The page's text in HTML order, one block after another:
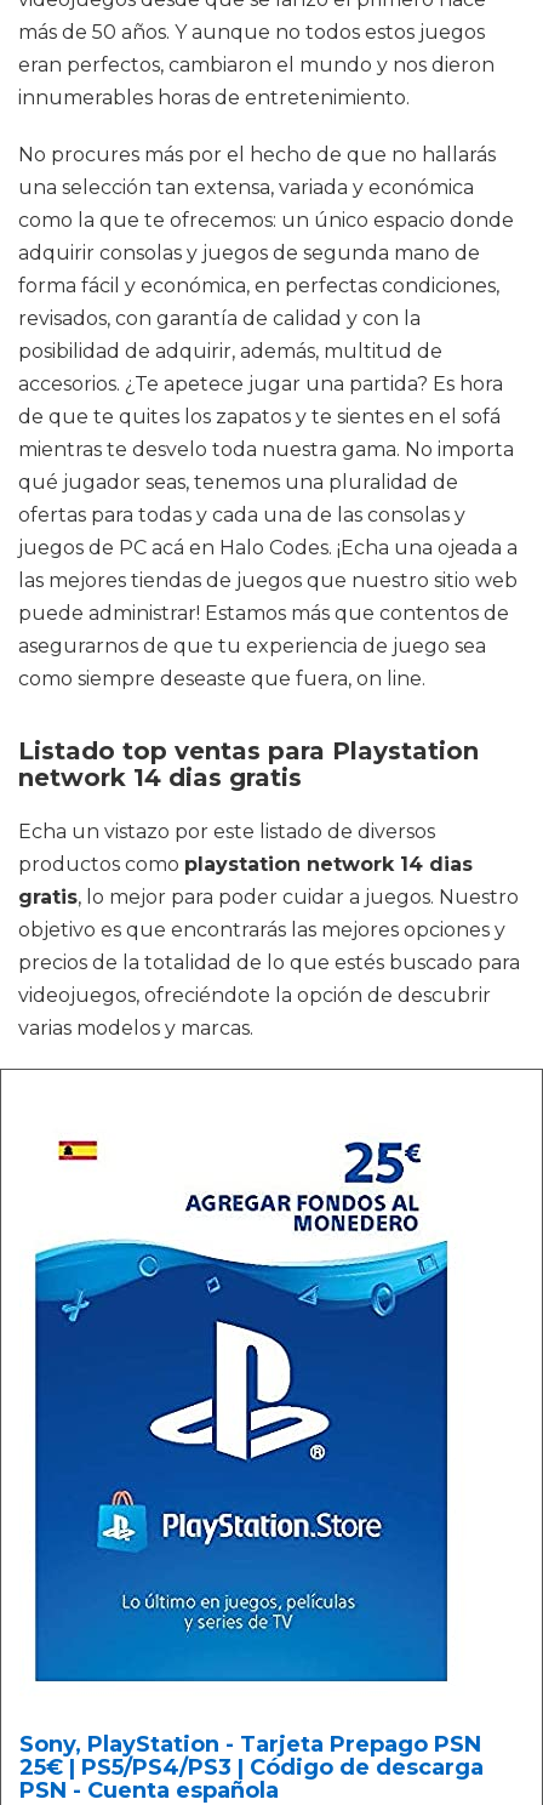
más de 50 años. Y aunque no todos estos juegos
eran perfectos, cambiaron el mundo y nos dieron
innumerables horas de entretenimiento.
No procures más por el hecho de que no hallarás
una selección tan extensa, variada y económica
como la que te ofrecemos: un único espacio donde
adquirir consolas y juegos de segunda mano de
forma fácil y económica, en perfectas condiciones,
revisados, con garantía de calidad y con la
posibilidad de adquirir, además, multitud de
accesorios. ¿Te apetece jugar una partida? Es hora
de que te quites los zapatos y te sientes en el sofá
mientras te desvelo toda nuestra gama. No importa
qué jugador seas, tenemos una pluralidad de
ofertas para todas y cada una de las consolas y
juegos de PC acá en Halo Codes. ¡Echa una ojeada a
las mejores tiendas de juegos que nuestro sitio web
puede administrar! Estamos más que contentos de
asegurarnos de que tu experiencia de juego sea
como siempre deseaste que fuera, on line.
Listado top ventas para Playstation
network 14 dias gratis
Echa un vistazo por este listado de diversos
productos como playstation network 14 dias
gratis, lo mejor para poder cuidar a juegos. Nuestro
objetivo es que encontrarás las mejores opciones y
precios de la totalidad de lo que estés buscado para
videojuegos, ofreciéndote la opción de descubrir
varias modelos y marcas.
Sony, PlayStation - Tarjeta Prepago PSN
25€ | PS5/PS4/PS3 | Código de descarga
PSN - Cuenta española